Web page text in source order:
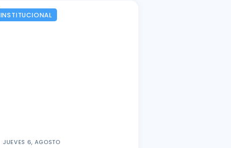
INSTITUCIONAL
JUEVES 6, AGOSTO